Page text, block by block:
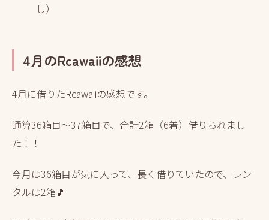
し）
4月のRcawaiiの感想
4月に借りたRcawaiiの感想です。
通算36箱目～37箱目で、合計2箱（6着）借りられまし
た！！
今月は36箱目が気に入って、長く借りていたので、レン
タルは2箱🎵